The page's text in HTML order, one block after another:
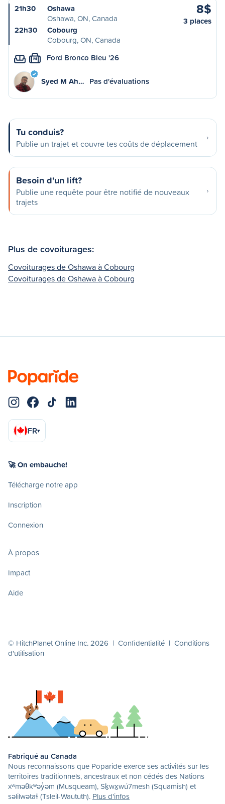
21h30
Oshawa
Oshawa, ON, Canada
22h30
Cobourg
Cobourg, ON, Canada
8$
3 places
M Ford Bronco Bleu '26
Syed M Ah… Pas d'évaluations
Tu conduis?
Publie un trajet et couvre tes coûts de déplacement
Besoin d'un lift?
Publie une requête pour être notifié de nouveaux
trajets
Plus de covoiturages:
Covoiturages de Oshawa à Cobourg
Covoiturages de Oshawa à Cobourg
FR▾
🚀 On embauche!
Télécharge notre app
Inscription
Connexion
À propos
Impact
Aide
© HitchPlanet Online Inc. 2026 | Confidentialité | Conditions
d'utilisation
Fabriqué au Canada
Nous reconnaissons que Poparide exerce ses activités sur les
territoires traditionnels, ancestraux et non cédés des Nations
xʷməθkʷəy̓əm (Musqueam), Sḵwx̱wú7mesh (Squamish) et
səlilwətaɬ (Tsleil-Waututh). Plus d'infos